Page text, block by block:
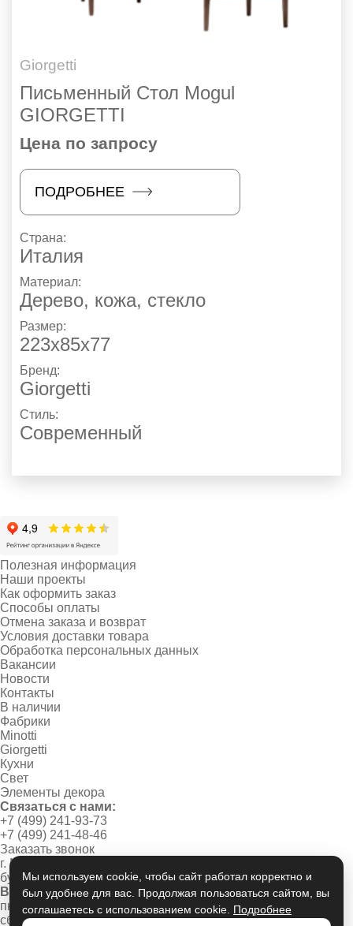
Giorgetti
Письменный Стол Mogul
GIORGETTI
Цена по запросу
ПОДРОБНЕЕ
Страна:
Италия
Материал:
Дерево, кожа, стекло
Размер:
223x85x77
Бренд:
Giorgetti
Стиль:
Современный
Полезная информация
Наши проекты
Как оформить заказ
Способы оплаты
Отмена заказа и возврат
Условия доставки товара
Обработка персональных данных
Вакансии
Новости
Контакты
В наличии
Фабрики
Minotti
Giorgetti
Кухни
Свет
Элементы декора
Связаться с нами:
+7 (499) 241-93-73
+7 (499) 241-48-46
Заказать звонок
г. Москва, Новинский
бульвар, дом 1/2
Время работы:
пн-пт 10:00 - 20:00
сб-вс 11:00 - 19:00
Мы используем cookie, чтобы сайт работал корректно и
был удобнее для вас. Продолжая пользоваться сайтом, вы
соглашаетесь с использованием cookie. Подробнее